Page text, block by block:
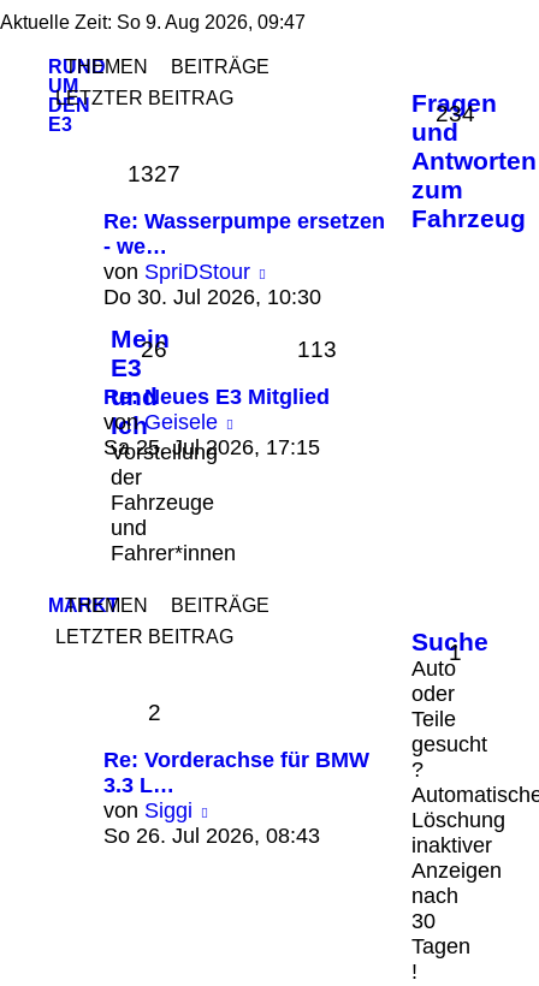
Aktuelle Zeit: So 9. Aug 2026, 09:47
RUND
UM
DEN
E3
THEMEN
BEITRÄGE
LETZTER BEITRAG
Fragen
und
Antworten
zum
Fahrzeug
234
1327
Re: Wasserpumpe ersetzen
- we…
von SpriDStour
Beitrag
Do 30. Jul 2026, 10:30
Mein
E3
und
Ich
Vorstellung
der
Fahrzeuge
und
Fahrer*innen
26 113
Re: Neues E3 Mitglied
vonGeisele
Beitrag
Sa 25. Jul 2026, 17:15
MARKT
THEMEN
BEITRÄGE
LETZTER BEITRAG
Suche
Auto
oder
Teile
gesucht
?
Löschung
inaktiver
Anzeigen
nach
30
Tagen
!
1
2
Re: Vorderachse für BMW
3.3 L…
von Siggi
Beitrag
So 26. Jul 2026, 08:43